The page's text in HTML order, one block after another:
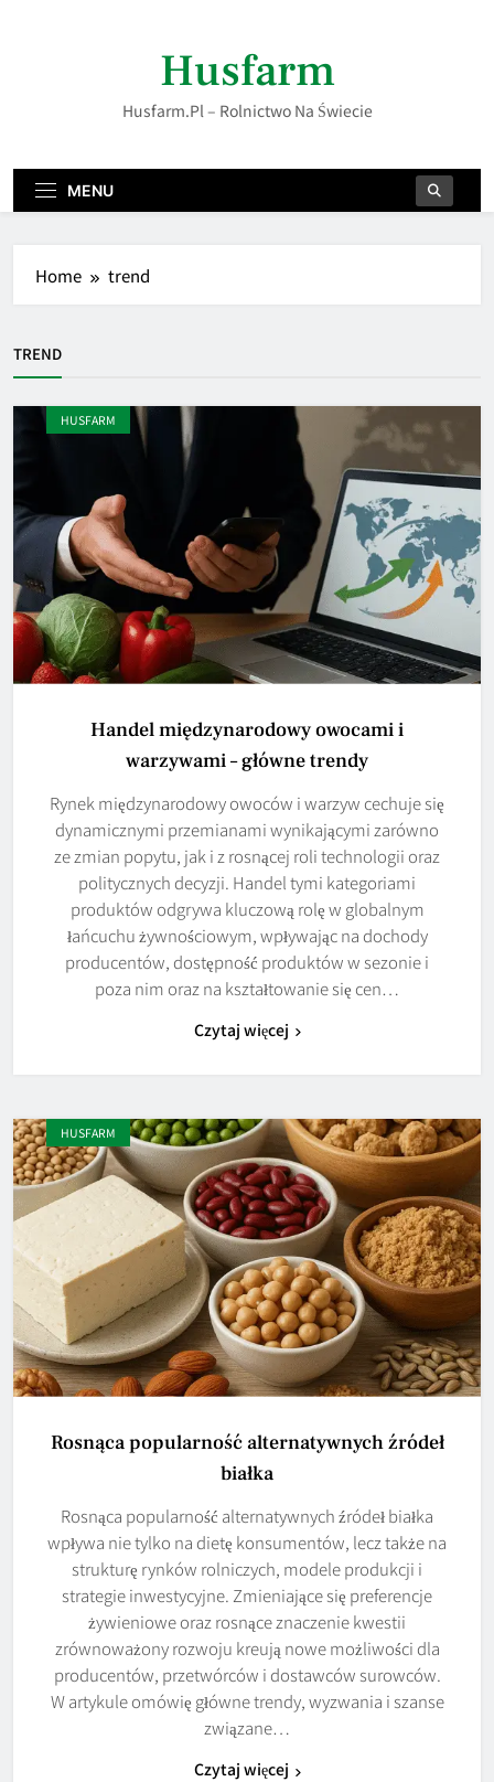
Husfarm
Husfarm.pl – Rolnictwo Na Świecie
MENU
Home trend
TREND
HUSFARM
Handel międzynarodowy owocami i
warzywami – główne trendy
Rynek międzynarodowy owoców i warzyw cechuje się
dynamicznymi przemianami wynikającymi zarówno
ze zmian popytu, jak i z rosnącej roli technologii oraz
politycznych decyzji. Handel tymi kategoriami
produktów odgrywa kluczową rolę w globalnym
łańcuchu żywnościowym, wpływając na dochody
producentów, dostępność produktów w sezonie i
poza nim oraz na kształtowanie się cen…
Czytaj więcej
HUSFARM
Rosnąca popularność alternatywnych źródeł
białka
Rosnąca popularność alternatywnych źródeł białka
wpływa nie tylko na dietę konsumentów, lecz także na
strukturę rynków rolniczych, modele produkcji i
strategie inwestycyjne. Zmieniające się preferencje
żywieniowe oraz rosnące znaczenie kwestii
zrównoważony rozwoju kreują nowe możliwości dla
producentów, przetwórców i dostawców surowców.
W artykule omówię główne trendy, wyzwania i szanse
związane…
Czytaj więcej